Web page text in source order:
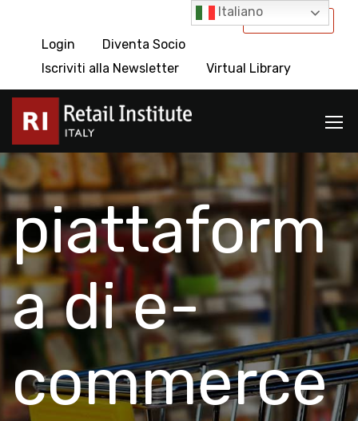
International
Login
Diventa Socio
Iscriviti alla Newsletter
Virtual Library
piattaform
a di e-
commerce
Italiano